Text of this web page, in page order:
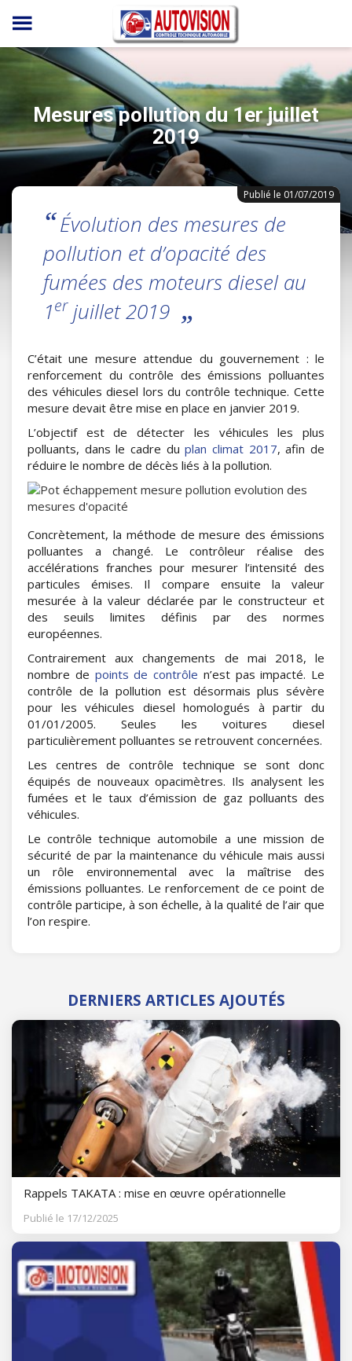
Panneau de gestion des cookies
Mesures pollution du 1er juillet
2019
Publié le 01/07/2019
Évolution des mesures de
pollution et d’opacité des
fumées des moteurs diesel au
1erjuillet 2019
C’était une mesure attendue du gouvernement : le
renforcement du contrôle des émissions polluantes
des véhicules diesel lors du contrôle technique. Cette
mesure devait être mise en place en janvier 2019.
L’objectif est de détecter les véhicules les plus
polluants, dans le cadre duplan climat 2017, afin de
réduire le nombre de décès liés à la pollution.
Concrètement, la méthode de mesure des émissions
polluantes a changé. Le contrôleur réalise des
accélérations franches pour mesurer l’intensité des
particules émises. Il compare ensuite la valeur
mesurée à la valeur déclarée par le constructeur et
des seuils limites définis par des normes
européennes.
Contrairement aux changements de mai 2018, le
nombre de points de contrôle n’est pas impacté. Le
contrôle de la pollution est désormais plus sévère
pour les véhicules diesel homologués à partir du
01/01/2005. Seules les voitures diesel
particulièrement polluantes se retrouvent concernées.
Les centres de contrôle technique se sont donc
équipés de nouveaux opacimètres. Ils analysent les
fumées et le taux d’émission de gaz polluants des
véhicules.
Le contrôle technique automobile a une mission de
sécurité de par la maintenance du véhicule mais aussi
un rôle environnemental avec la maîtrise des
émissions polluantes. Le renforcement de ce point de
contrôle participe, à son échelle, à la qualité de l’air que
l’on respire.
DERNIERS ARTICLES AJOUTÉS
Rappels TAKATA : mise en œuvre opérationnelle
Publié le 17/12/2025